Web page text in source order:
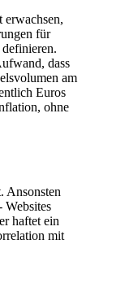
für
dass
am
Euros
ohne
Ansonsten
Websites
haftet ein
mit